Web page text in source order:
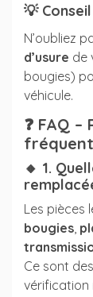
💡
N’oubliez
d’usure de
bougies)
véhicule.
❓ FAQ –
🔸 1.
Les pièces
bougies,
Ce sont
vérification